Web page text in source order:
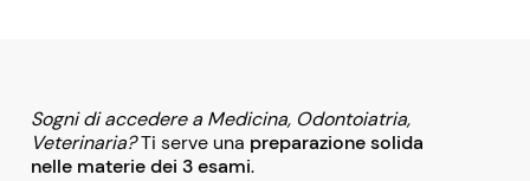
Sogni di accedere a Medicina, Odontoiatria,
Veterinaria?Ti serve una preparazione solida
nelle materie dei 3 esami.